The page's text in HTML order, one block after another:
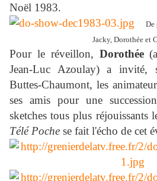
Noël 1983.
De
Jacky, Dorothée et
Pour le réveillon, Dorothée
Jean-Luc Azoulay) a invité,
Buttes-Chaumont, les
ses amis pour une
sketches tous plus réjouissants
Télé Poche se fait l'écho de cet